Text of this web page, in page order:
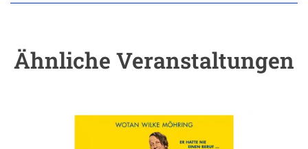
Ähnliche Veranstaltungen